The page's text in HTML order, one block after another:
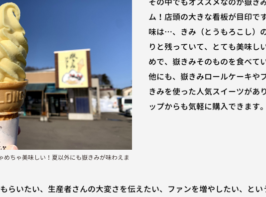
めちゃ美味しい！夏以外にも嶽きみが味わえま
ム！店頭の大きな看板が目印で
味は…、きみ（とうもろこし）
りと残っていて、とても美味し
めで、嶽きみそのものを食べて
他にも、嶽きみロールケーキや
きみを使った人気スイーツがあ
ップからも気軽に購入できます。
らいたい、生産者さんの大変さを伝えたい、ファンを増やしたい、とい